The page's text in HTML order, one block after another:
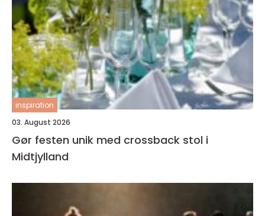
inspiration
03. August 2026
Gør festen unik med crossback stol i
Midtjylland